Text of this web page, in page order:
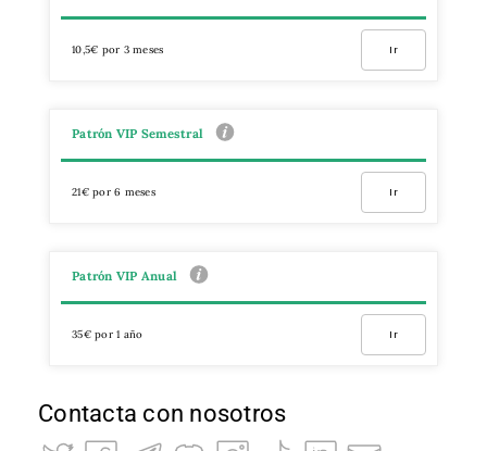
10,5€ por 3 meses Ir
Patrón VIP Semestral
21€ por 6 meses Ir
Patrón VIP Anual
35€ por 1 año Ir
Contacta con nosotros